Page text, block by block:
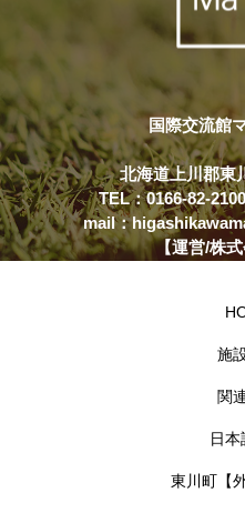
国際交流館
北海道上川郡東
TEL：0166-82-
mail：
【運営/株
施
関
日本
東川町【